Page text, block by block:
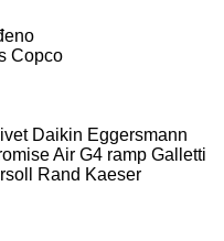
Copco
Daikin Eggersmann
Air G4 ramp Galletti
Rand Kaeser